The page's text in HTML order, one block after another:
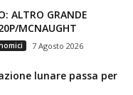
ALTRO GRANDE
MCNAUGHT
7 Agosto 2026
lunare passa per